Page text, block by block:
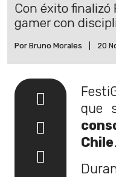
Con éxito
gamer con
Por Bruno Morales 20
que
Chile.